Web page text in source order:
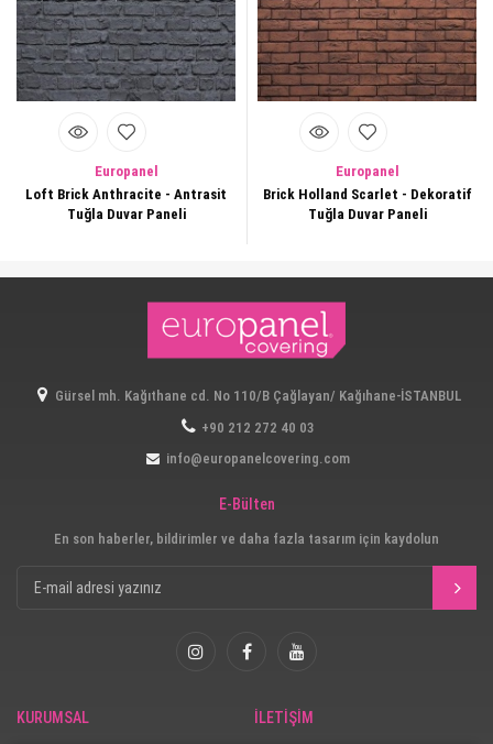
Europanel
Brick Holland Scarlet - Dekoratif
Tuğla Duvar Paneli
Europanel
Loft Brick Vintage Tuğla Duvar
Paneli
Gürsel mh. Kağıthane cd. No 110/B Çağlayan/ Kağıhane-İSTANBUL
+90 212 272 40 03
info@europanelcovering.com
E-Bülten
En son haberler, bildirimler ve daha fazla tasarım için kaydolun
KURUMSAL İLETİŞİM